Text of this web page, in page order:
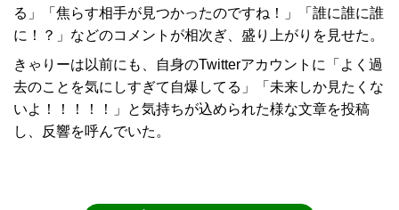
る」「焦らす相手が見つかったのですね！」「誰に誰に誰
に！？」などのコメントが相次ぎ、盛り上がりを見せた。
きゃりーは以前にも、自身のTwitterアカウントに「よく過
去のことを気にしすぎて自爆してる」「未来しか見たくな
いよ！！！！！」と気持ちが込められた様な文章を投稿
し、反響を呼んでいた。